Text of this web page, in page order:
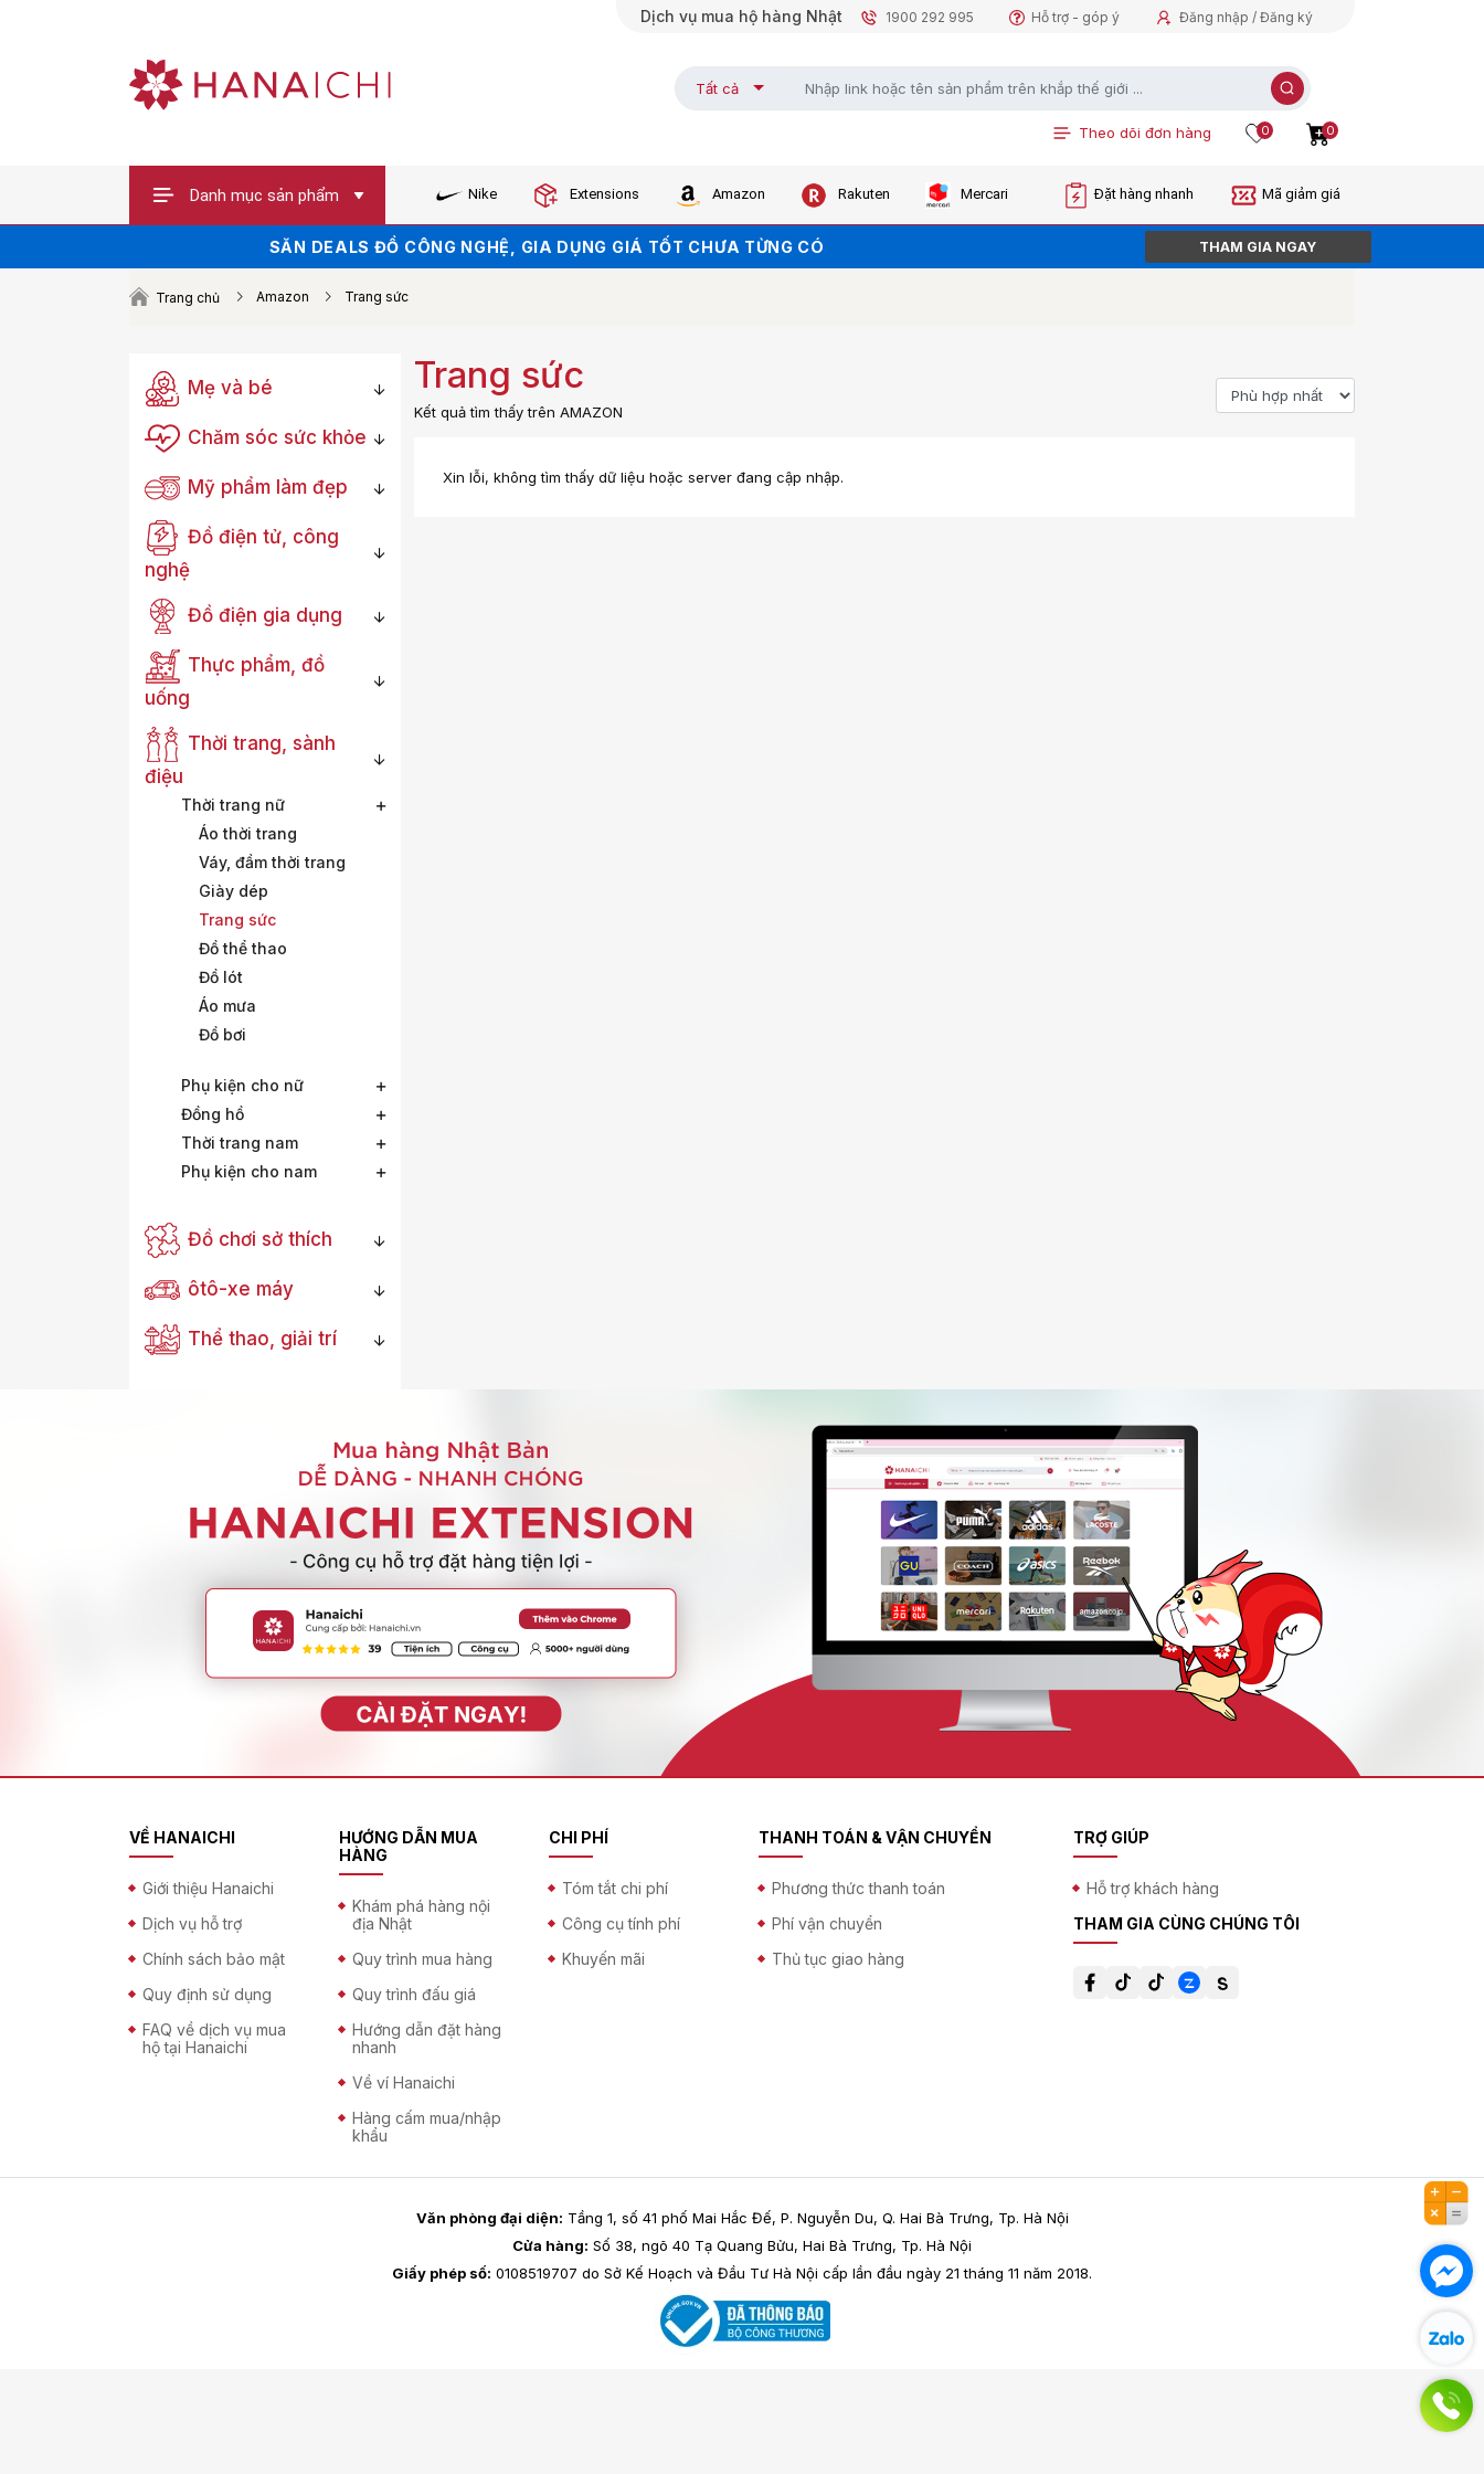
Dịch vụ mua hộ hàng Nhật 1900 292 995 Hỗ trợ - góp ý Đăng nhập / Đăng ký
Tất cả
Theo dõi đơn hàng 0 0
Danh mục sản phẩm Nike Extensions Amazon Rakuten Mercari Đặt hàng nhanh Mã giảm giá
HÀNG HOT XẢ KHO - GIÁ SALE CHẠM ĐÁY
SĂN DEALS ĐỒ CÔNG NGHỆ, GIA DỤNG GIÁ TỐT CHƯA TỪNG CÓ THAM GIA NGAY
SĂN VOUCHER UP TO 100K KHI ORDER TRÊN WEB (NHẤN ĐỂ LẤY MÃ) ORDER NGAY
Trang chủ Amazon Trang sức
Mẹ và bé
Chăm sóc sức khỏe
Mỹ phẩm làm đẹp
Đồ điện tử, công
nghệ
Đồ điện gia dụng
Thực phẩm, đồ
uống
Thời trang, sành
điệu
Thời trang nữ
Áo thời trang
Váy, đầm thời trang
Giày dép
Trang sức
Đồ thể thao
Đồ lót
Áo mưa
Đồ bơi
Phụ kiện cho nữ
Đồng hồ
Thời trang nam
Phụ kiện cho nam
Đồ chơi sở thích
ôtô-xe máy
Thể thao, giải trí
Trang sức
Kết quả tìm thấy trên AMAZON
Xin lỗi, không tìm thấy dữ liệu hoặc server đang cập nhập.
VỀ HANAICHI
Giới thiệu Hanaichi
Dịch vụ hỗ trợ
Chính sách bảo mật
Quy định sử dụng
FAQ về dịch vụ mua
hộ tại Hanaichi
HƯỚNG DẪN MUA
HÀNG
Khám phá hàng nội
địa Nhật
Quy trình mua hàng
Quy trình đấu giá
Hướng dẫn đặt hàng
nhanh
Về ví Hanaichi
Hàng cấm mua/nhập
khẩu
CHI PHÍ
Tóm tắt chi phí
Công cụ tính phí
Khuyến mãi
THANH TOÁN & VẬN CHUYỂN
Phương thức thanh toán
Phí vận chuyển
Thủ tục giao hàng
TRỢ GIÚP
Hỗ trợ khách hàng
THAM GIA CÙNG CHÚNG TÔI
Văn phòng đại diện: Tầng 1, số 41 phố Mai Hắc Đế, P. Nguyễn Du, Q. Hai Bà Trưng, Tp. Hà Nội
Cửa hàng: Số 38, ngõ 40 Tạ Quang Bửu, Hai Bà Trưng, Tp. Hà Nội
Giấy phép số: 0108519707 do Sở Kế Hoạch và Đầu Tư Hà Nội cấp lần đầu ngày 21 tháng 11 năm 2018.